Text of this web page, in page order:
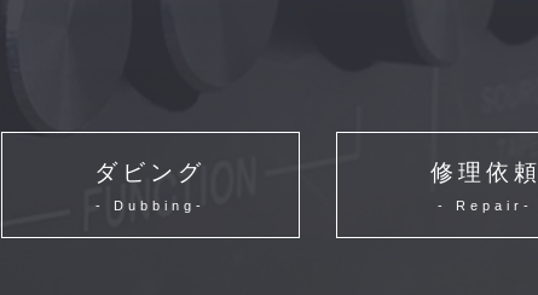
ダビング
- Dubbing-
修理依頼
- Repair-